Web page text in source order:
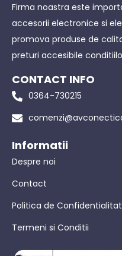
Firma noastra este
accesorii electronice si
promova produse de
preturi accesibile
CONTACT INFO
0364-730215
Informatii
Despre noi
Contact
Politica de
Termeni si Conditii